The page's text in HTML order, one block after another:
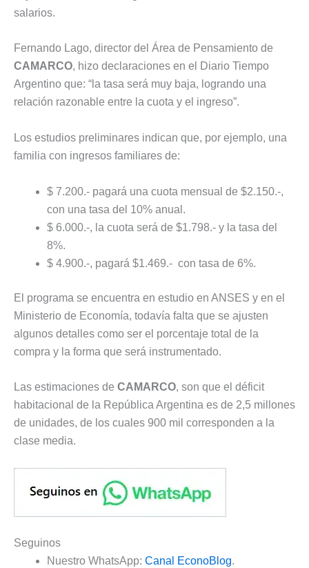
salarios.
Fernando Lago, director del Área de Pensamiento de
CAMARCO, hizo declaraciones en el Diario Tiempo
Argentino que: “la tasa será muy baja, logrando una
relación razonable entre la cuota y el ingreso”.
Los estudios preliminares indican que, por ejemplo, una
familia con ingresos familiares de:
$ 7.200.- pagará una cuota mensual de $2.150.-,
con una tasa del 10% anual.
$ 6.000.-, la cuota será de $1.798.- y la tasa del
8%.
$ 4.900.-, pagará $1.469.- con tasa de 6%.
El programa se encuentra en estudio en ANSES y en el
Ministerio de Economía, todavía falta que se ajusten
algunos detalles como ser el porcentaje total de la
compra y la forma que será instrumentado.
Las estimaciones de CAMARCO, son que el déficit
habitacional de la República Argentina es de 2,5 millones
de unidades, de los cuales 900 mil corresponden a la
clase media.
Seguinos
Nuestro WhatsApp: Canal EconoBlog.